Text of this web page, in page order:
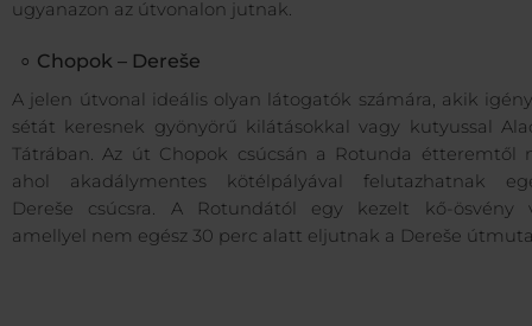
ugyanazon az útvonalon jutnak.
Chopok – Dereše
A jelen útvonal ideális olyan látogatók számára, akik
sétát keresnek gyönyörű kilátásokkal vagy kutyussal
Tátrában. Az út Chopok csúcsán a Rotunda étteremtől
ahol akadálymentes kötélpályával felutazhatnak
Dereše csúcsra. A Rotundától egy kezelt kő-ösvény
amellyel nem egész 30 perc alatt eljutnak a Dereše